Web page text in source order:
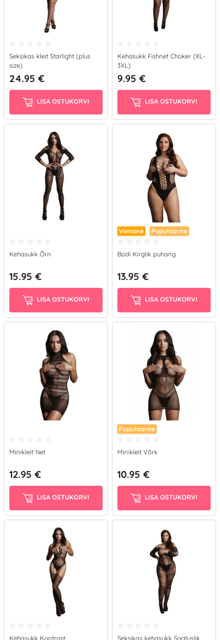
Seksikas kleit Starlight (plus
size)
24.95 €
LISA OSTUKORVI
Kehasukk Fishnet Choker (XL-
3XL)
9.95 €
LISA OSTUKORVI
Kehasukk Õrn
15.95 €
LISA OSTUKORVI
Viimane Populaarne
Bodi Kirglik puhang
13.95 €
LISA OSTUKORVI
Minikleit Net
12.95 €
LISA OSTUKORVI
Populaarne
Minikleit Võrk
10.95 €
LISA OSTUKORVI
Kehasukk Kontrast Seksikas kehasukk Saatuslik